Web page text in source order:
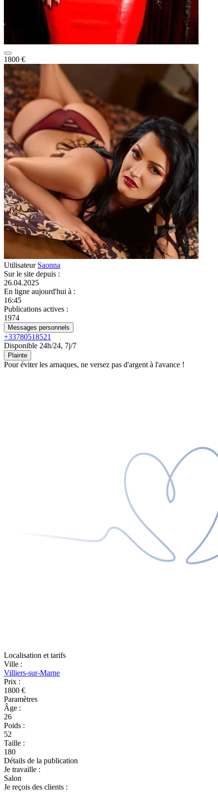
1800 €
Utilisateur Saonna
Sur le site depuis :
26.04.2025
En ligne aujourd'hui à :
16:45
Publications actives :
1974
Messages personnels
+33780518521
Disponible 24h/24, 7j/7
Plainte
Pour éviter les arnaques, ne versez pas d'argent à l'avance !
Localisation et tarifs
Ville :
Villiers-sur-Marne
Prix :
1800 €
Paramètres
Âge :
26
Poids :
52
Taille :
180
Détails de la publication
Je travaille :
Salon
Je reçois des clients :